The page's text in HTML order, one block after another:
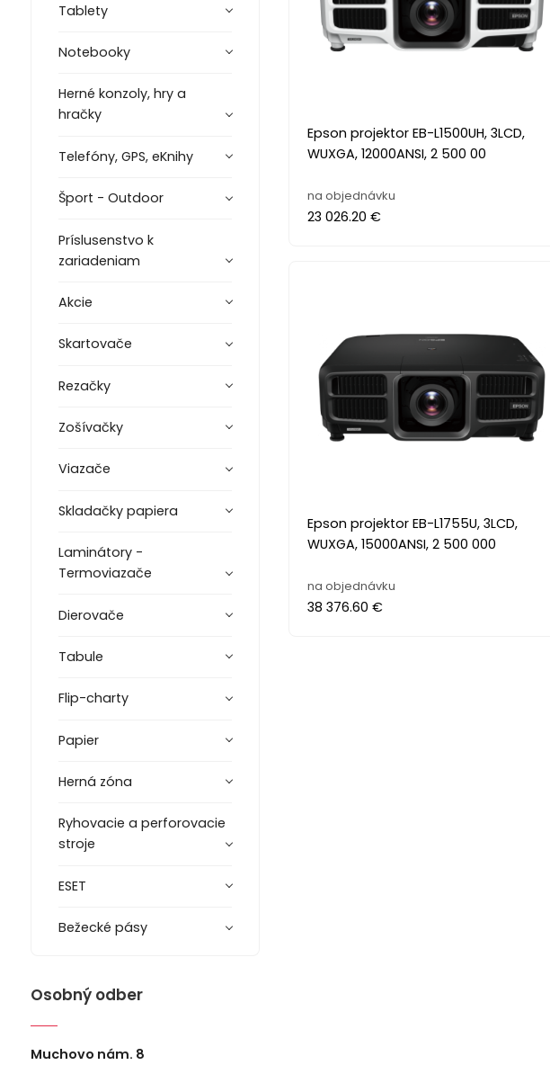
Tablety
Notebooky
Herné konzoly, hry a
hračky
Telefóny, GPS, eKnihy
Šport - Outdoor
Príslusenstvo k
zariadeniam
Akcie
Skartovače
Rezačky
Zošívačky
Viazače
Skladačky papiera
Laminátory -
Termoviazače
Dierovače
Tabule
Flip-charty
Papier
Herná zóna
Ryhovacie a perforovacie
stroje
ESET
Bežecké pásy
Osobný odber
Muchovo nám. 8
Epson projektor EB-L1500UH, 3LCD,
WUXGA, 12000ANSI, 2 500 00
na objednávku
23 026.20 €
Epson projektor EB-L1755U, 3LCD,
WUXGA, 15000ANSI, 2 500 000
na objednávku
38 376.60 €